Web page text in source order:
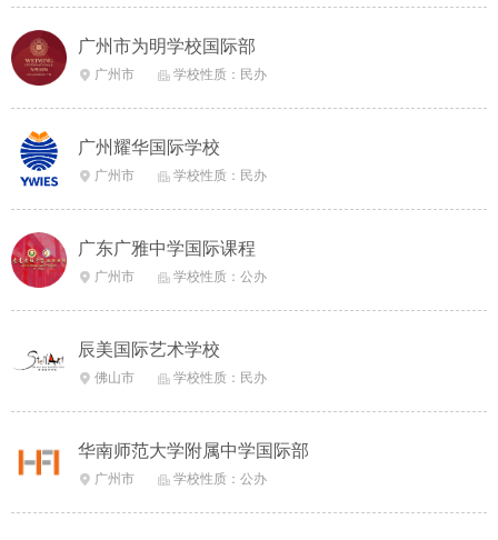
广州市为明学校国际部
 广州市  学校性质：民办
广州耀华国际学校
 广州市  学校性质：民办
广东广雅中学国际课程
 广州市  学校性质：公办
辰美国际艺术学校
 佛山市  学校性质：民办
华南师范大学附属中学国际部
 广州市  学校性质：公办